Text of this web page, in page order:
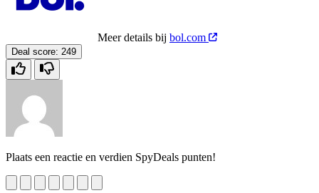
Meer details bij bol.com
Deal score: 249
Plaats een reactie en verdien SpyDeals punten!